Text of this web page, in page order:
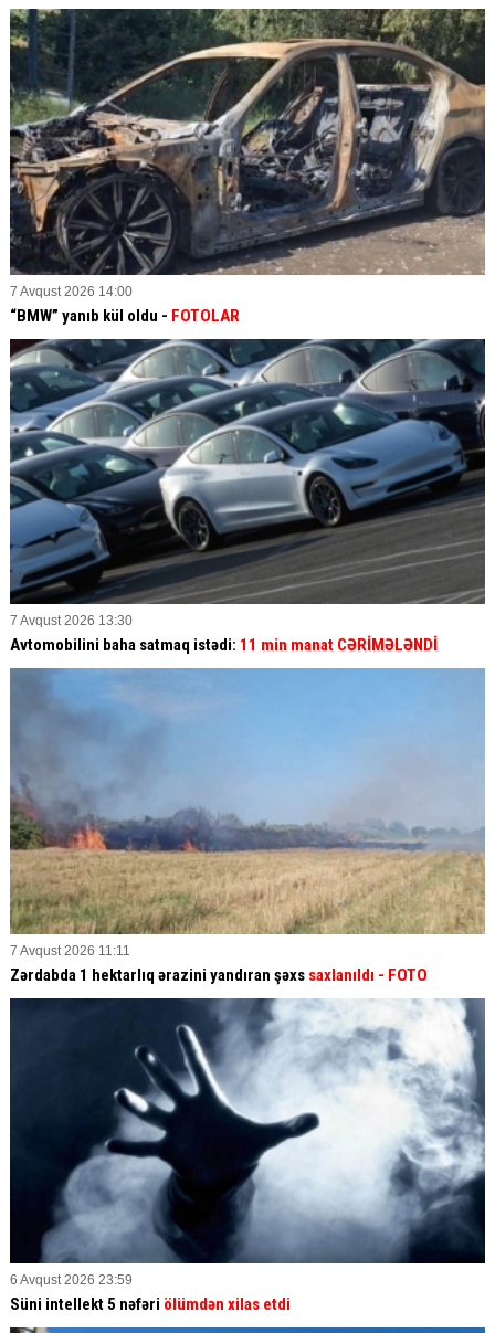
7 Avqust 2026 14:00
“BMW” yanıb kül oldu - FOTOLAR
7 Avqust 2026 13:30
Avtomobilini baha satmaq istədi: 11 min manat CƏRİMƏLƏNDİ
7 Avqust 2026 11:11
Zərdabda 1 hektarlıq ərazini yandıran şəxs saxlanıldı - FOTO
6 Avqust 2026 23:59
Süni intellekt 5 nəfəri ölümdən xilas etdi